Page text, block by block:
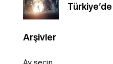
Türkiye’de
Arşivler